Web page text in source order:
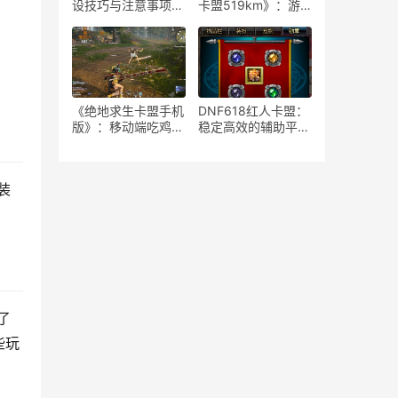
玩
设技巧与注意事项-
绝地求生游戏卡盟平
台
卡盟519km》：游
《绝地求生》卡盟
519km：揭秘高端
玩家生存与竞技秘籍
《绝地求生卡盟手机
版》：移动端吃鸡新
DNF618红人卡盟：
稳定高效的辅助平台